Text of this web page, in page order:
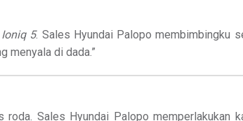
Ioniq 5. Sales Hyundai Palopo membimbingku
menyala di dada.”
roda. Sales Hyundai Palopo